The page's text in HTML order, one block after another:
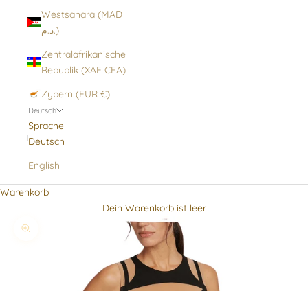
Westsahara (MAD
د.م.)
Zentralafrikanische
Republik (XAF CFA)
Zypern (EUR €)
Deutsch
Sprache
Deutsch
English
Warenkorb
Dein Warenkorb ist leer
Bild vergrößern